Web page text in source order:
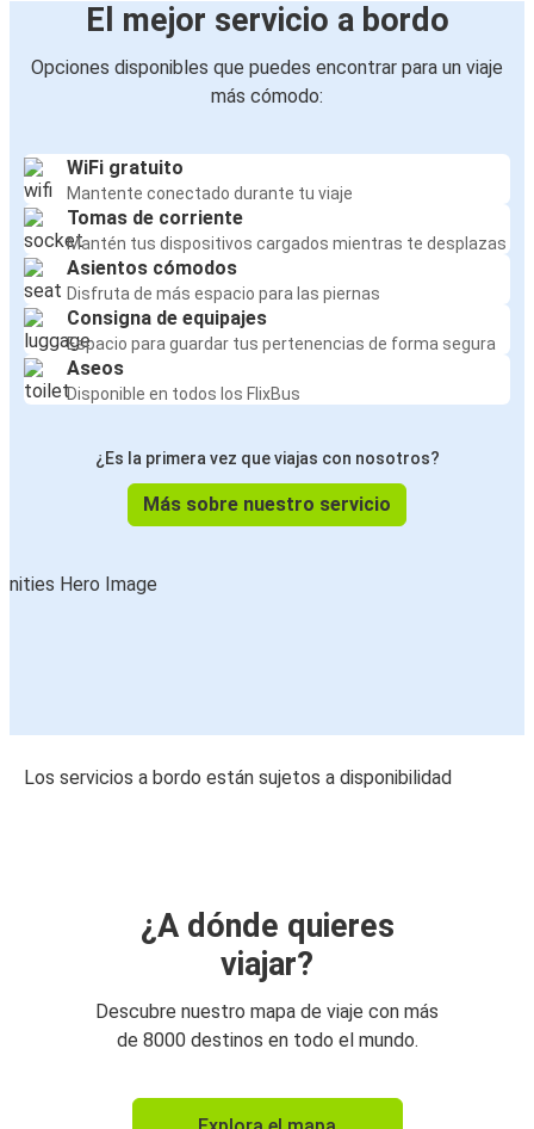
El mejor servicio a bordo
Opciones disponibles que puedes encontrar para un viaje
más cómodo:
WiFi gratuito
Mantente conectado durante tu viaje
Tomas de corriente
Mantén tus dispositivos cargados mientras te desplazas
Asientos cómodos
Disfruta de más espacio para las piernas
Consigna de equipajes
Espacio para guardar tus pertenencias de forma segura
Aseos
Disponible en todos los FlixBus
¿Es la primera vez que viajas con nosotros?
Más sobre nuestro servicio
Los servicios a bordo están sujetos a disponibilidad
¿A dónde quieres
viajar?
Descubre nuestro mapa de viaje con más
de 8000 destinos en todo el mundo.